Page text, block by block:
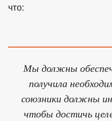
что:
Мы должны
получила
союзники должны
чтобы достичь